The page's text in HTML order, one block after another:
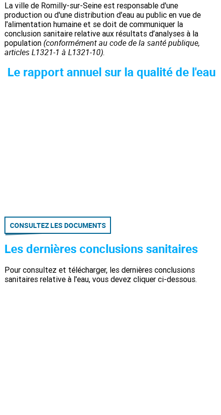
La ville de Romilly-sur-Seine est responsable d'une
production ou d'une distribution d'eau au public en vue de
l'alimentation humaine et se doit de communiquer la
conclusion sanitaire relative aux résultats d’analyses à la
population(conformément au code de la santé publique,
articles L1321-1 à L1321-10).
Le rapport annuel sur la qualité de l'eau
CONSULTEZ LES DOCUMENTS
Les dernières conclusions sanitaires
Pour consultez et télécharger, les dernières conclusions
sanitaires relative à l'eau, vous devez cliquer ci-dessous.